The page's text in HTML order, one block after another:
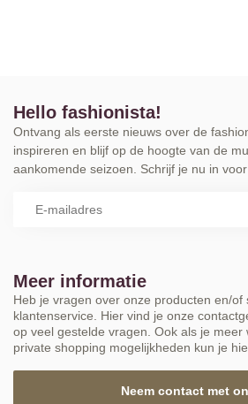
Meer informatie
Heb je vragen over onze producten en/of
klantenservice. Hier vind je onze
op veel gestelde vragen. Ook als je meer
private shopping mogelijkheden kun je
Neem contact met
Hello fashionista!
Ontvang als eerste nieuws over de
inspireren en blijf op de hoogte van de
aankomende seizoen. Schrijf je nu in